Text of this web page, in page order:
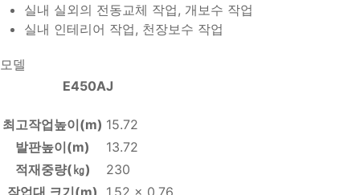
실내 실외의 전동교체 작업, 개보수 작업
실내 인테리어 작업, 천장보수 작업
모델
E450AJ
최고작업높이(m) 15.72
발판높이(m)
13.72
적재중량(㎏)
230
작업대 크기(m)
1.52 x 0.76